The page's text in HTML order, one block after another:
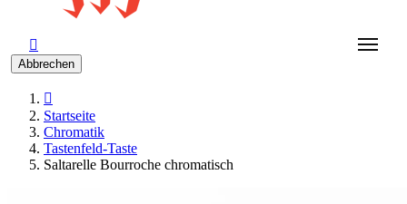

Abbrechen

Startseite
Chromatik
Tastenfeld-Taste
Saltarelle Bourroche chromatisch